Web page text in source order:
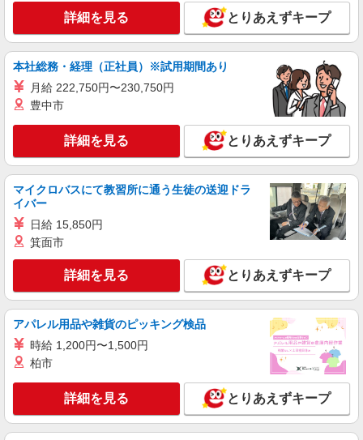
詳細を見る とりあえずキープ
本社総務・経理（正社員）※試用期間あり
月給 222,750円〜230,750円
豊中市
詳細を見る とりあえずキープ
マイクロバスにて教習所に通う生徒の送迎ドラ
イバー
日給 15,850円
箕面市
詳細を見る とりあえずキープ
アパレル用品や雑貨のピッキング検品
時給 1,200円〜1,500円
柏市
詳細を見る とりあえずキープ